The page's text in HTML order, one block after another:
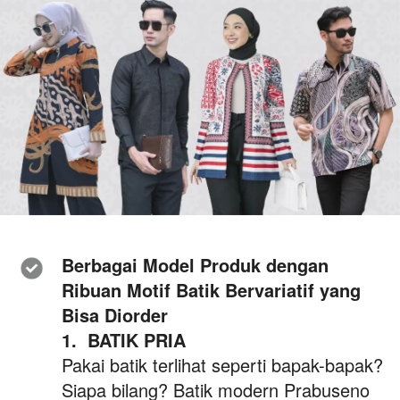
Ribuan Motif Batik Bervariatif yang
Bisa Diorder
1. BATIK PRIA
Pakai batik terlihat seperti bapak-bapak?
Siapa bilang? Batik modern Prabuseno